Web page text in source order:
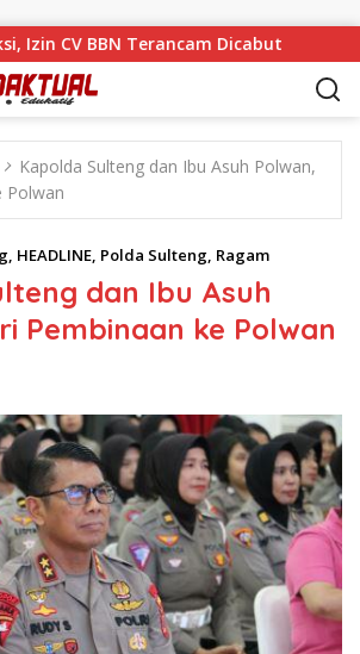
CV BBN Terancam Dicabut
Kapolda Sulteng dan Ibu Asuh Polwan,
Polwan
, HEADLINE, Polda Sulteng, Ragam
dan Ibu Asuh
Pembinaan ke Polwan